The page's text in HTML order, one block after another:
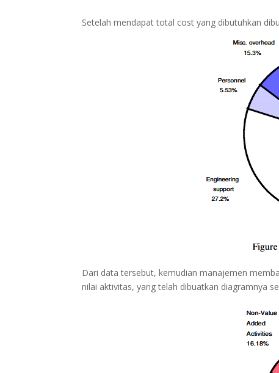
Setelah mendapat total cost yang dibutuhkan
Dari data tersebut, kemudian manajemen
nilai aktivitas, yang telah dibuatkan diagramnya